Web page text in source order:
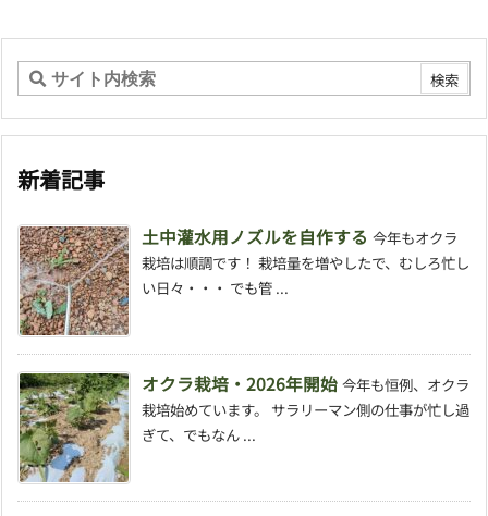
新着記事
土中灌水用ノズルを自作する 今年もオクラ
栽培は順調です！ 栽培量を増やしたで、むしろ忙し
い日々・・・ でも管 ...
オクラ栽培・2026年開始 今年も恒例、オクラ
栽培始めています。 サラリーマン側の仕事が忙し過
ぎて、でもなん ...